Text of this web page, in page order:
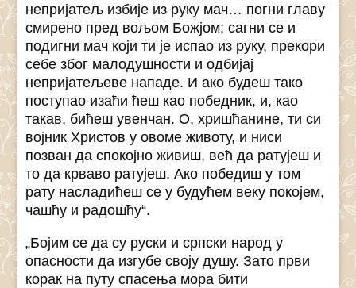
непријатељ избије из руку мач… погни главу
смирено пред вољом Божјом; сагни се и
подигни мач који ти је испао из руку, прекори
себе због малодушности и одбијај
непријатељеве нападе. И ако будеш тако
поступао изаћи ћеш као победник, и, као
такав, бићеш увенчан. О, хришћанине, ти си
војник Христов у овоме животу, и ниси
позван да спокојно живиш, већ да ратујеш и
то да крваво ратујеш. Ако победиш у том
рату насладићеш се у будућем веку покојем,
чашћу и радошћу“.
„Бојим се да су руски и српски народ у
опасности да изгубе своју душу. Зато први
корак на путу спасења мора бити